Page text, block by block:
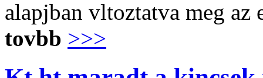
alapjban vltoztatva meg az
tovbb >>>